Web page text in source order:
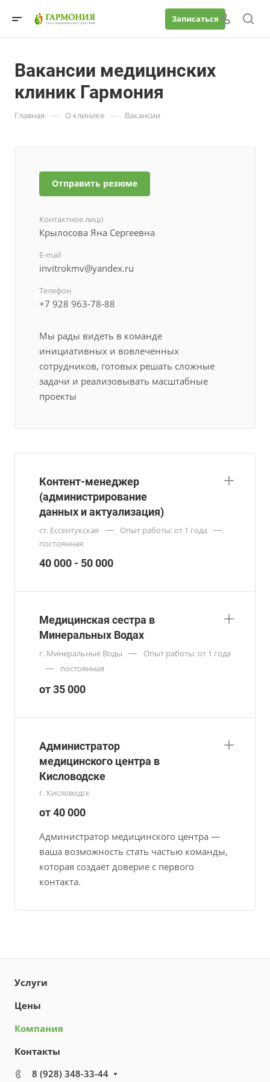
Записаться
Вакансии медицинских
клиник Гармония
Главная — О клинике — Вакансии
Отправить резюме
Контактное лицо
Крылосова Яна Сергеевна
E-mail
invitrokmv@yandex.ru
Телефон
+7 928 963-78-88
Мы рады видеть в команде
инициативных и вовлеченных
сотрудников, готовых решать сложные
задачи и реализовывать масштабные
проекты
Контент-менеджер
(администрирование
данных и актуализация)
ст. Ессентукская — Опыт работы: от 1 года —
постоянная
40 000 - 50 000
Медицинская сестра в
Минеральных Водах
г. Минеральные Воды — Опыт работы: от 1 года
— постоянная
от 35 000
Администратор
медицинского центра в
Кисловодске
г. Кисловодск
от 40 000
Администратор медицинского центра —
ваша возможность стать частью команды,
которая создаёт доверие с первого
контакта.
Услуги
Цены
Компания
Контакты
8 (928) 348-33-44